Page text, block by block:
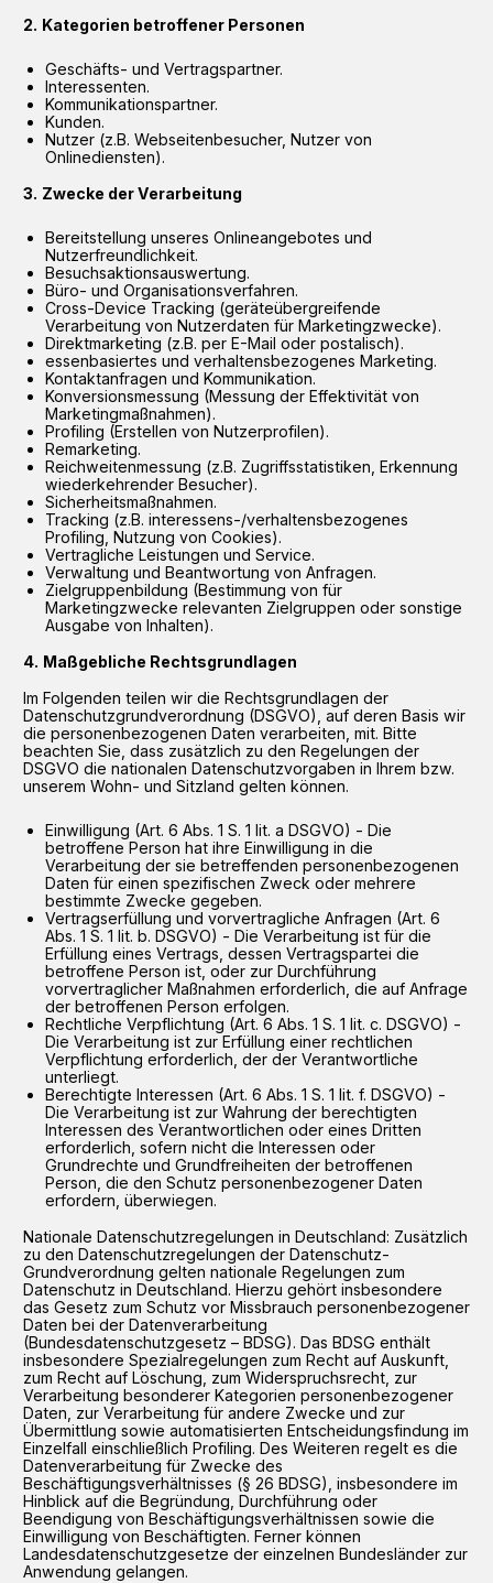
Kategorien betroffener Personen
Geschäfts- und Vertragspartner.
Interessenten.
Kommunikationspartner.
Kunden.
Nutzer (z.B. Webseitenbesucher, Nutzer von
Onlinediensten).
Zwecke der Verarbeitung
Bereitstellung unseres Onlineangebotes und
Nutzerfreundlichkeit.
Besuchsaktionsauswertung.
Büro- und Organisationsverfahren.
Cross-Device Tracking (geräteübergreifende
Verarbeitung von Nutzerdaten für Marketingzwecke).
Direktmarketing (z.B. per E-Mail oder postalisch).
essenbasiertes und verhaltensbezogenes Marketing.
Kontaktanfragen und Kommunikation.
Konversionsmessung (Messung der Effektivität von
Marketingmaßnahmen).
Profiling (Erstellen von Nutzerprofilen).
Remarketing.
Reichweitenmessung (z.B. Zugriffsstatistiken, Erkennung
wiederkehrender Besucher).
Sicherheitsmaßnahmen.
Tracking (z.B. interessens-/verhaltensbezogenes
Profiling, Nutzung von Cookies).
Vertragliche Leistungen und Service.
Verwaltung und Beantwortung von Anfragen.
Zielgruppenbildung (Bestimmung von für
Marketingzwecke relevanten Zielgruppen oder sonstige
Ausgabe von Inhalten).
Maßgebliche Rechtsgrundlagen
Im Folgenden teilen wir die Rechtsgrundlagen der
Datenschutzgrundverordnung (DSGVO), auf deren Basis wir
die personenbezogenen Daten verarbeiten, mit. Bitte
beachten Sie, dass zusätzlich zu den Regelungen der
DSGVO die nationalen Datenschutzvorgaben in Ihrem bzw.
unserem Wohn- und Sitzland gelten können.
Einwilligung (Art. 6 Abs. 1 S. 1 lit. a DSGVO) - Die
betroffene Person hat ihre Einwilligung in die
Verarbeitung der sie betreffenden personenbezogenen
Daten für einen spezifischen Zweck oder mehrere
bestimmte Zwecke gegeben.
Vertragserfüllung und vorvertragliche Anfragen (Art. 6
Abs. 1 S. 1 lit. b. DSGVO) - Die Verarbeitung ist für die
Erfüllung eines Vertrags, dessen Vertragspartei die
betroffene Person ist, oder zur Durchführung
vorvertraglicher Maßnahmen erforderlich, die auf Anfrage
der betroffenen Person erfolgen.
Rechtliche Verpflichtung (Art. 6 Abs. 1 S. 1 lit. c. DSGVO) -
Die Verarbeitung ist zur Erfüllung einer rechtlichen
Verpflichtung erforderlich, der der Verantwortliche
unterliegt.
Berechtigte Interessen (Art. 6 Abs. 1 S. 1 lit. f. DSGVO) -
Die Verarbeitung ist zur Wahrung der berechtigten
Interessen des Verantwortlichen oder eines Dritten
erforderlich, sofern nicht die Interessen oder
Grundrechte und Grundfreiheiten der betroffenen
Person, die den Schutz personenbezogener Daten
erfordern, überwiegen.
Nationale Datenschutzregelungen in Deutschland: Zusätzlich
zu den Datenschutzregelungen der Datenschutz-
Grundverordnung gelten nationale Regelungen zum
Datenschutz in Deutschland. Hierzu gehört insbesondere
das Gesetz zum Schutz vor Missbrauch personenbezogener
Daten bei der Datenverarbeitung
(Bundesdatenschutzgesetz – BDSG). Das BDSG enthält
insbesondere Spezialregelungen zum Recht auf Auskunft,
zum Recht auf Löschung, zum Widerspruchsrecht, zur
Verarbeitung besonderer Kategorien personenbezogener
Daten, zur Verarbeitung für andere Zwecke und zur
Übermittlung sowie automatisierten Entscheidungsfindung im
Einzelfall einschließlich Profiling. Des Weiteren regelt es die
Datenverarbeitung für Zwecke des
Beschäftigungsverhältnisses (§ 26 BDSG), insbesondere im
Hinblick auf die Begründung, Durchführung oder
Beendigung von Beschäftigungsverhältnissen sowie die
Einwilligung von Beschäftigten. Ferner können
Landesdatenschutzgesetze der einzelnen Bundesländer zur
Anwendung gelangen.